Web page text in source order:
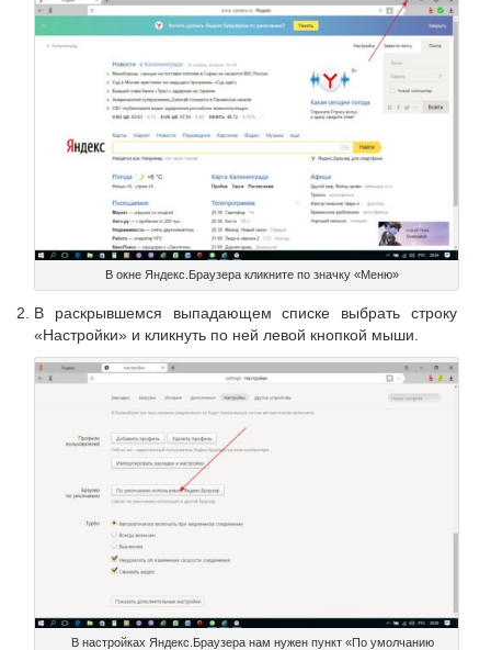
В окне Яндекс.Браузера кликните по значку «Меню»
В раскрывшемся выпадающем списке выбрать строку
«Настройки» и кликнуть по ней левой кнопкой мыши.
В настройках Яндекс.Браузера нам нужен пункт «По умолчанию